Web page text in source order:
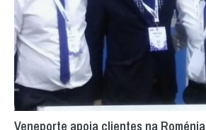
Veneporte apoia clientes na Roménia